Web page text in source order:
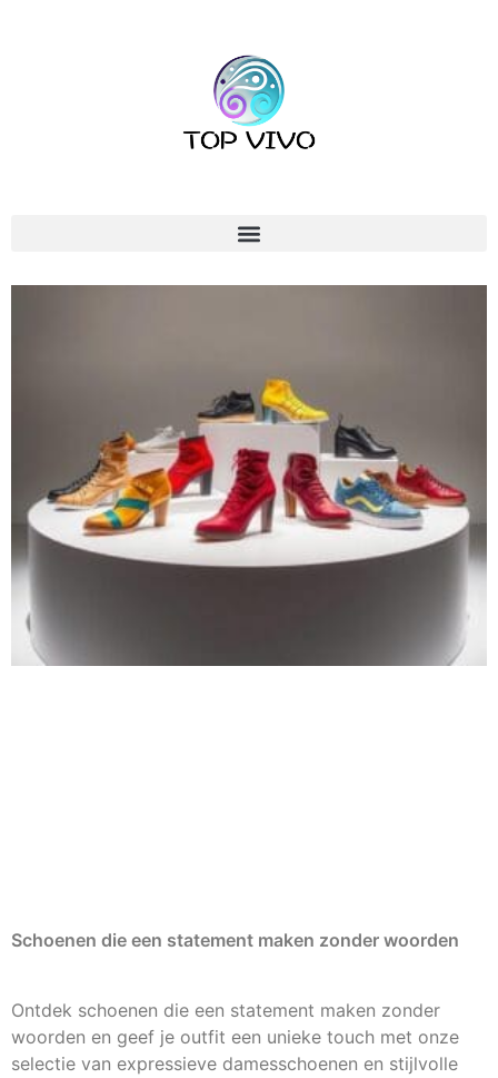
Schoenen die een statement maken zonder woorden
Ontdek schoenen die een statement maken zonder
woorden en geef je outfit een unieke touch met onze
selectie van expressieve damesschoenen en stijlvolle